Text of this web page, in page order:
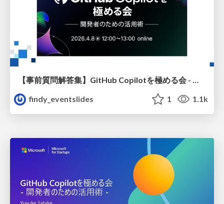
【事前質問解答集】GitHub Copilotを極める会 - 開発者のための活用術
findy_eventslides
1 1.1k